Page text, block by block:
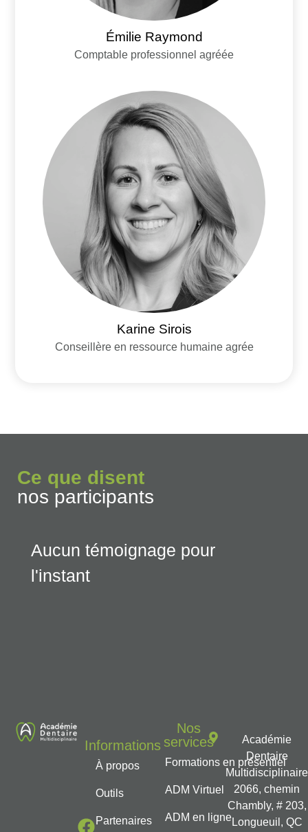
Émilie Raymond
Comptable professionnel agréée
Karine Sirois
Conseillère en ressource humaine agrée
Ce que disent
nos participants
Aucun témoignage pour
l'instant
Informations
À propos
Outils
Partenaires
Nos
services
Formations en présentiel
ADM Virtuel
ADM en ligne
Académie
Dentaire
Multidisciplinaire
2066, chemin
Chambly, # 203,
Longueuil, QC